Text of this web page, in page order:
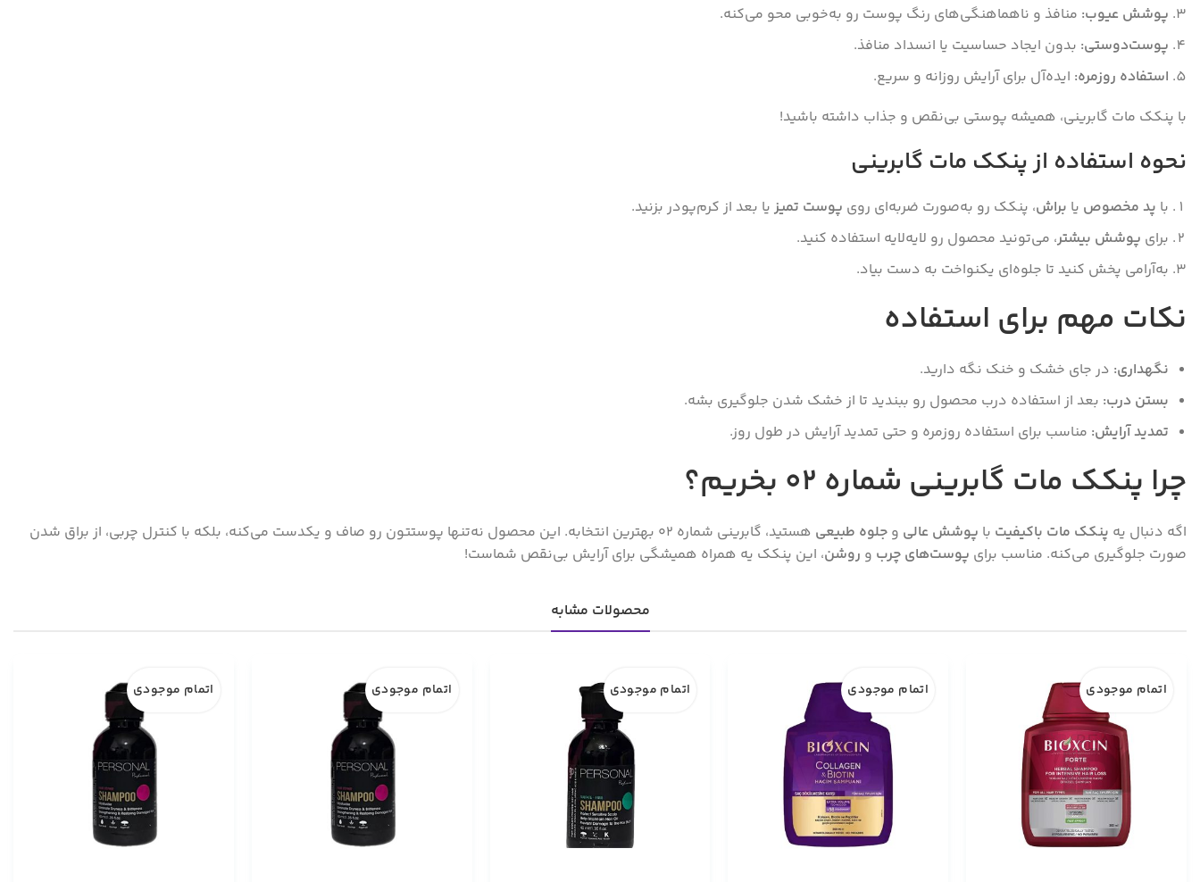
پوشش عیوب: منافذ و ناهماهنگی‌های رنگ پوست رو به‌خوبی محو می‌کنه.
پوست‌دوستی: بدون ایجاد حساسیت یا انسداد منافذ.
استفاده روزمره: ایده‌آل برای آرایش روزانه و سریع.
با پنکک مات گابرینی، همیشه پوستی بی‌نقص و جذاب داشته باشید!
نحوه استفاده از پنکک مات گابرینی
با پد مخصوص یا براش، پنکک رو به‌صورت ضربه‌ای روی پوست تمیز یا بعد از کرم‌پودر بزنید.
برای پوشش بیشتر، می‌تونید محصول رو لایه‌لایه استفاده کنید.
به‌آرامی پخش کنید تا جلوه‌ای یکنواخت به دست بیاد.
نکات مهم برای استفاده
نگهداری: در جای خشک و خنک نگه دارید.
بستن درب: بعد از استفاده درب محصول رو ببندید تا از خشک شدن جلوگیری بشه.
تمدید آرایش: مناسب برای استفاده روزمره و حتی تمدید آرایش در طول روز.
چرا پنکک مات گابرینی شماره 02 بخریم؟
اگه دنبال یه پنکک مات باکیفیت با پوشش عالی و جلوه طبیعی
هستید، گابرینی شماره 02 بهترین انتخابه. این محصول نه‌تنها پوستتون رو صاف و یکدست می‌کنه، بلکه با کنترل چربی، از براق شدن
صورت جلوگیری می‌کنه. مناسب برای پوست‌های چرب و روشن، این پنکک یه همراه همیشگی برای آرایش بی‌نقص شماست!
محصولات مشابه
اتمام موجودی اتمام موجودی اتمام موجودی اتمام موجودی اتمام موجودی